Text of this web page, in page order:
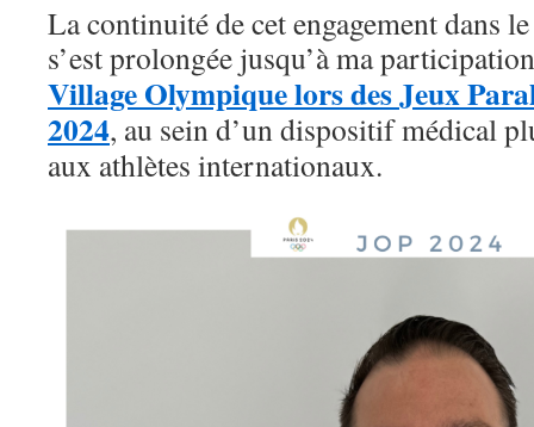
La continuité de cet engagement dans
s’est prolongée jusqu’à ma
Village Olympique lors des Jeux
2024, au sein d’un dispositif médical
aux athlètes internationaux.